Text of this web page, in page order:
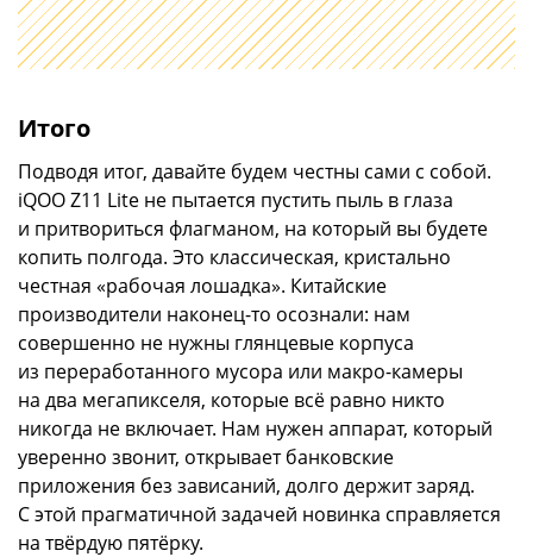
Итого
Подводя итог, давайте будем честны сами с собой.
iQOO Z11 Lite не пытается пустить пыль в глаза
и притвориться флагманом, на который вы будете
копить полгода. Это классическая, кристально
честная «рабочая лошадка». Китайские
производители наконец-то осознали: нам
совершенно не нужны глянцевые корпуса
из переработанного мусора или макро-камеры
на два мегапикселя, которые всё равно никто
никогда не включает. Нам нужен аппарат, который
уверенно звонит, открывает банковские
приложения без зависаний, долго держит заряд.
С этой прагматичной задачей новинка справляется
на твёрдую пятёрку.